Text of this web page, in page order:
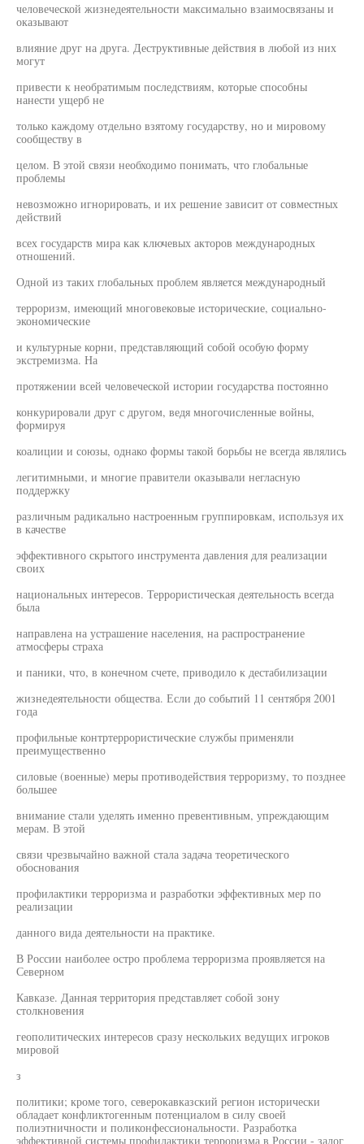
человеческой жизнедеятельности максимально взаимосвязаны и
оказывают
влияние друг на друга. Деструктивные действия в любой из них
могут
привести к необратимым последствиям, которые способны
нанести ущерб не
только каждому отдельно взятому государству, но и мировому
сообществу в
целом. В этой связи необходимо понимать, что глобальные
проблемы
невозможно игнорировать, и их решение зависит от совместных
действий
всех государств мира как ключевых акторов международных
отношений.
Одной из таких глобальных проблем является международный
терроризм, имеющий многовековые исторические, социально-
экономические
и культурные корни, представляющий собой особую форму
экстремизма. На
протяжении всей человеческой истории государства постоянно
конкурировали друг с другом, ведя многочисленные войны,
формируя
коалиции и союзы, однако формы такой борьбы не всегда являлись
легитимными, и многие правители оказывали негласную
поддержку
различным радикально настроенным группировкам, используя их
в качестве
эффективного скрытого инструмента давления для реализации
своих
национальных интересов. Террористическая деятельность всегда
была
направлена на устрашение населения, на распространение
атмосферы страха
и паники, что, в конечном счете, приводило к дестабилизации
жизнедеятельности общества. Если до событий 11 сентября 2001
года
профильные контртеррористические службы применяли
преимущественно
силовые (военные) меры противодействия терроризму, то позднее
большее
внимание стали уделять именно превентивным, упреждающим
мерам. В этой
связи чрезвычайно важной стала задача теоретического
обоснования
профилактики терроризма и разработки эффективных мер по
реализации
данного вида деятельности на практике.
В России наиболее остро проблема терроризма проявляется на
Северном
Кавказе. Данная территория представляет собой зону
столкновения
геополитических интересов сразу нескольких ведущих игроков
мировой
з
политики; кроме того, северокавказский регион исторически
обладает конфликтогенным потенциалом в силу своей
полиэтничности и поликонфессиональности. Разработка
эффективной системы профилактики терроризма в России - залог